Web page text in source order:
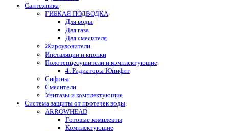
Сантехника
ГИБКАЯ ПОДВОДКА
Для воды
Для газа
Для смесителя
Жироуловители
Инсталяции и кнопки
Полотенцесушители и комплектующие
4. Радиаторы Юнифит
Сифоны
Смесители
Унитазы и комплектующие
Система защиты от протечек воды
ARROWHEAD
Готовые комплекты
Комплектующие